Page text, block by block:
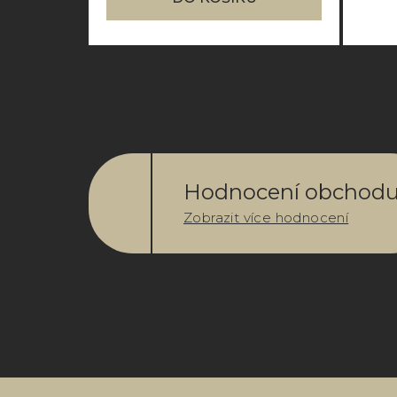
Hodnocení
Zobrazit více hodnocení